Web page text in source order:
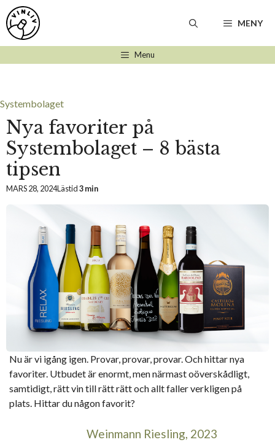
Hoppa
till
innehåll
MENY
Menu
Systembolaget
Nya favoriter på
Systembolaget – 8 bästa
tipsen
MARS 28, 2024Lästid3 min
Nu är vi igång igen. Provar, provar, provar. Och hittar nya
favoriter. Utbudet är enormt, men närmast oöverskådligt,
samtidigt, rätt vin till rätt rätt och allt faller verkligen på
plats. Hittar du någon favorit?
Weinmann Riesling, 2023